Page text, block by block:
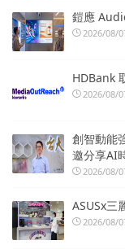
鎧應
2026/08/
HDBank
2026/08/
創智動能
邀分享AI
2026/08/
ASUSx三
2026/08/